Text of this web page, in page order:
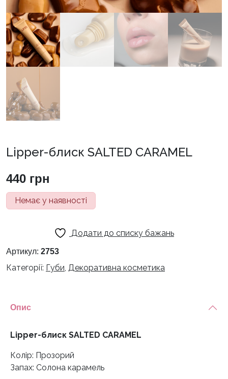
Lipper-блиск SALTED CARAMEL
440 грн
Немає у наявності
Додати до списку бажань
Артикул: 2753
Категорії: Губи Декоративна косметика
Опис
Lipper-блиск SALTED CARAMEL
Колір: Прозорий
Запах: Солона карамель